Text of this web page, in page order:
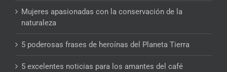
Mujeres apasionadas con la conservación de la
naturaleza
5 poderosas frases de heroínas del Planeta Tierra
5 excelentes noticias para los amantes del café